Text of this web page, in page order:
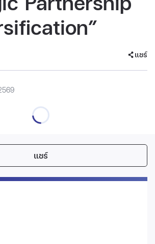
แชร์
แชร์